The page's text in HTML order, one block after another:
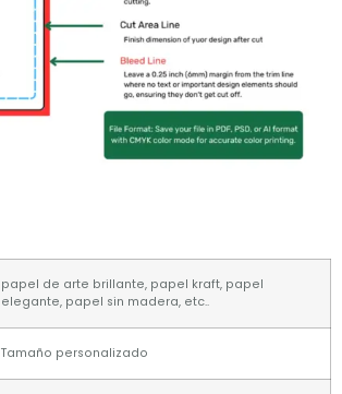
papel de arte brillante, papel kraft, papel
elegante, papel sin madera, etc..
Tamaño personalizado